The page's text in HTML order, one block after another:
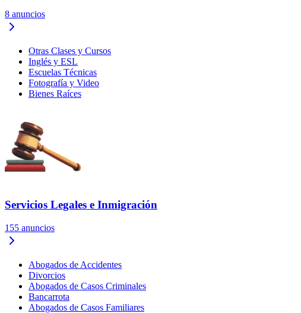
8 anuncios
Otras Clases y Cursos
Inglés y ESL
Escuelas Técnicas
Fotografía y Video
Bienes Raíces
Servicios Legales e Inmigración
155 anuncios
Abogados de Accidentes
Divorcios
Abogados de Casos Criminales
Bancarrota
Abogados de Casos Familiares